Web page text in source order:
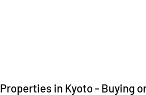
Properties in Kyoto - Buying